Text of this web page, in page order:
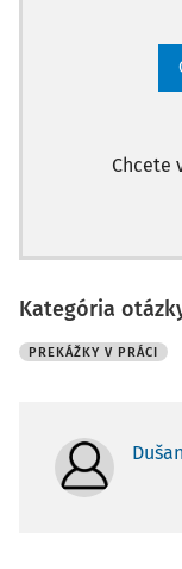
Chcete
Kategória
PREKÁŽKY V PRÁCI